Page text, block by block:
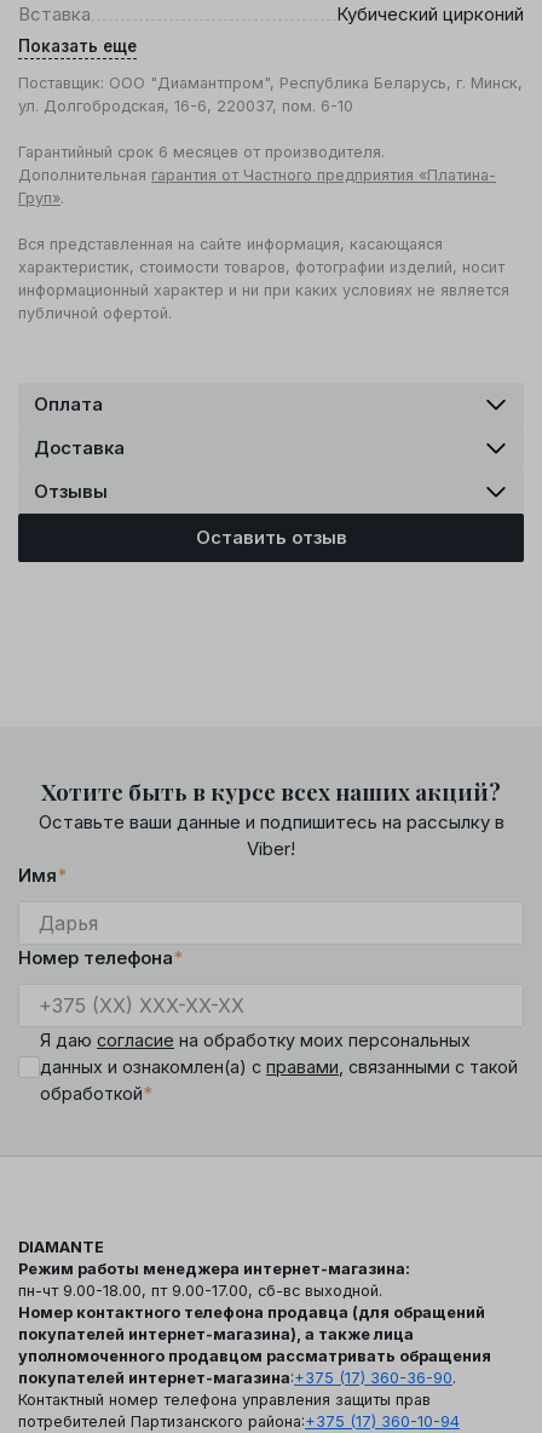
Вставка
Кубический цирконий
Показать еще
Поставщик: ООО "Диамантпром", Республика Беларусь, г. Минск,
ул. Долгобродская, 16-6, 220037, пом. 6-10
Гарантийный срок 6 месяцев от производителя.
Дополнительная гарантия от Частного предприятия «Платина-
Груп».
Вся представленная на сайте информация, касающаяся
характеристик, стоимости товаров, фотографии изделий, носит
информационный характер и ни при каких условиях не является
публичной офертой.
Оплата
Доставка
Отзывы
Оставить отзыв
Хотите быть в курсе всех наших акций?
Оставьте ваши данные и подпишитесь на рассылку в
Viber!
Имя*
Номер телефона*
Я даю согласие на обработку моих персональных
данных и ознакомлен(а) с правами , связанными с такой
обработкой*
DIAMANTE
Режим работы менеджера интернет-магазина:
пн-чт 9.00-18.00, пт 9.00-17.00, сб-вс выходной.
Номер контактного телефона продавца (для обращений
покупателей интернет-магазина), а также лица
уполномоченного продавцом рассматривать обращения
покупателей интернет-магазина:+375 (17) 360-36-90.
Контактный номер телефона управления защиты прав
потребителей Партизанского района:+375 (17) 360-10-94